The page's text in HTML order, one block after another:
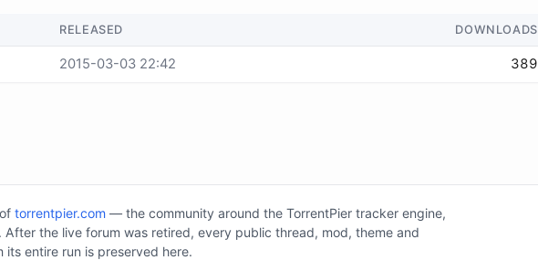
RELEASED DOWNLOADS
2015-03-03 22:42 389
torrentpier.com — the community around the TorrentPier tracker engine,
After the live forum was retired, every public thread, mod, theme and
its entire run is preserved here.